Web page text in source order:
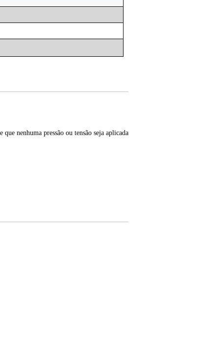
nenhuma pressão ou tensão seja aplicada